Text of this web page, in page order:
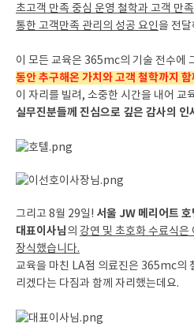
초고객 만족 중심 운영 철학과 고객 만
통한 고객만족 관리의 성공 요인을 전
이 모든 교육은 365mc의 기술 전수에
동안 추구해온 가치와 고객 철학까지
이 자리를 빌려, 소중한 시간을 내어 교
실무진분들께 진심으로 깊은 감사의 인
그리고 8월 29일! 서울 JW 메리어트 호
대표이사님의 강연 및 초호화 수료식
장식했습니다.
교육을 마친 LA점 의료진은 365mc의
리겠다는 다짐과 함께 자리했는데요.